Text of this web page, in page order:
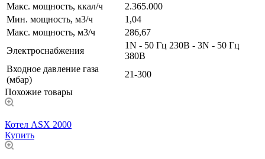
Макс. мощность, ккал/ч
2.365.000
Мин. мощность, м3/ч
1,04
Макс. мощность, м3/ч
286,67
Электроснабжения
1N - 50 Гц 230В - 3N - 50 Гц
380В
Входное давление газа
(мбар)
21-300
Похожие товары
Котел ASX 2000
Купить